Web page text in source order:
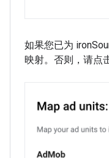
如果您已为
映射。否则，请点